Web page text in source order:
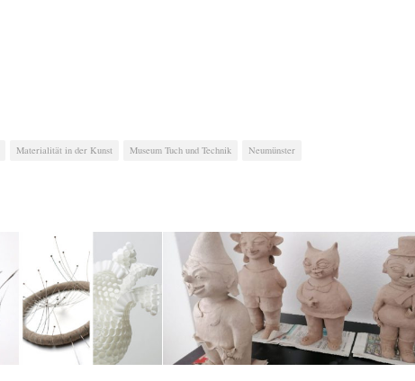
Materialität in der Kunst Museum Tuch und Technik Neumünster